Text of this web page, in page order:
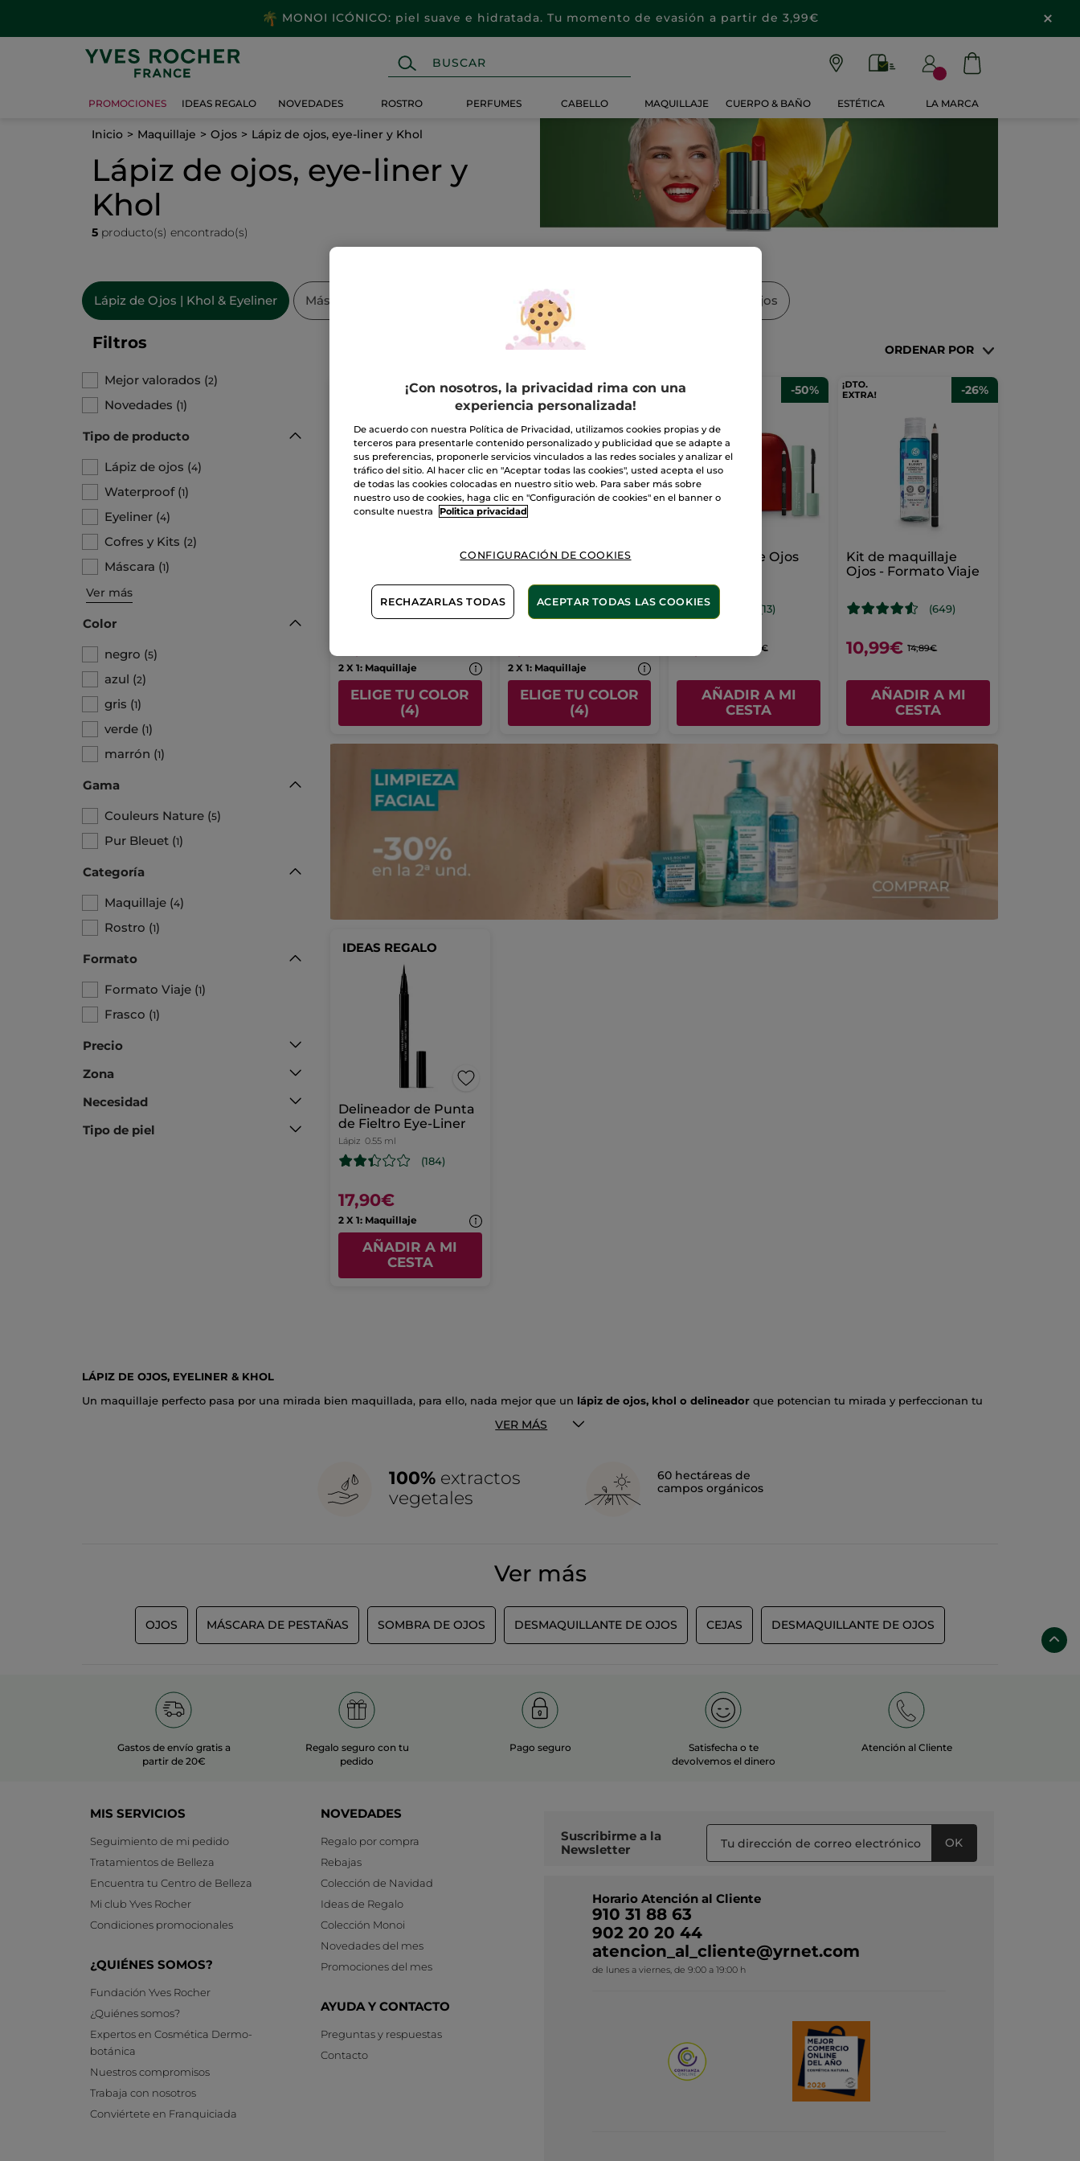
MONOI ICÓNICO: piel suave e hidratada. Tu momento de evasión a partir de 3,99€
PROMOCIONES IDEAS REGALO NOVEDADES ROSTRO PERFUMES CABELLO MAQUILLAJE CUERPO & BAÑO ESTÉTICA LA MARCA
Inicio Maquillaje Ojos Lápiz de ojos, eye-liner y Khol
Lápiz de ojos, eye-liner y
Khol
5 producto(s) encontrado(s)
Lápiz de Ojos | Khol & Eyeliner Máscara de Pestañas Sombra de Ojos Desmaquillante Ojos
Filtros
Mejor valorados (2)
Novedades (1)
Tipo de producto
Lápiz de ojos (4)
Waterproof(1)
Eyeliner (4)
Cofres y Kits (2)
Máscara (1)
Ver más
Color
negro (5)
azul (2)
gris (1)
verde (1)
marrón (1)
Gama
Couleurs Nature (5)
Pur Bleuet (1)
Categoría
Maquillaje (4)
Rostro (1)
Formato
Formato Viaje (1)
Frasco (1)
Precio
Zona
Necesidad
Tipo de piel
ORDENAR POR
0.35 g - 4 colores
(599)
2 X 1: Maquillaje
ELIGE TU COLOR
(4)
IDEAS REGALO
Lápiz de Ojos Khol
Lápiz 1.1 g - 4 colores
(326)
2 X 1: Maquillaje
ELIGE TU COLOR
(4)
-50%
Kit Maquillaje Ojos
(13)
37,80€
AÑADIR A MI
CESTA
-26%
Kit de maquillaje
Ojos - Formato Viaje
(649)
10,99€ 14,89€
AÑADIR A MI
CESTA
IDEAS REGALO
Delineador de Punta
de Fieltro Eye-Liner
Lápiz 0.55 ml
(184)
17,90€
2 X 1: Maquillaje
AÑADIR A MI
CESTA
LÁPIZ DE OJOS, EYELINER & KHOL
Un maquillaje perfecto pasa por una mirada bien maquillada, para ello, nada mejor que un lápiz de ojos, khol o delineador que potencian tu mirada y perfeccionan tu
Consigue un acabado negro mate y delinea a la perfección gracias al pincel de alta precisión del eyeliner mat. Dibuja una línea definida e intensa en un solo gesto.
Fino o grueso, natural o sofisticado, mirada felina… ¡elige tu delineado según el momento!
En Yves Rocher fabricamos nuestros eyeliner y khol con ingredientes de origen natural, que cuidan tu mirada y están comprometidos con el medioambiente. Sus
fórmulas veganas, cruelty free, garantizan el respeto animal. ¡Ah! Y si buscas un acabado más duradero, tienes que probar un
¡Consigue una mirada de impacto!
VER MÁS
100% extractos
vegetales
60 hectáreas de
campos orgánicos
Ver más
OJOS MÁSCARA DE PESTAÑAS SOMBRA DE OJOS DESMAQUILLANTE DE OJOS CEJAS DESMAQUILLANTE DE OJOS
Gastos de envío gratis a
partir de 20€
Regalo seguro con tu
pedido
Pago seguro
Satisfecha o te
devolvemos el dinero
Atención al Cliente
MIS SERVICIOS
Seguimiento de mi pedido
Tratamientos de Belleza
Encuentra tu Centro de Belleza
Mi club Yves Rocher
Condiciones promocionales
¿QUIÉNES SOMOS?
Fundación Yves Rocher
¿Quiénes somos?
Expertos en Cosmética Dermo-
botánica
Nuestros compromisos
Trabaja con nosotros
Conviértete en Franquiciada
NOVEDADES
Regalo por compra
Rebajas
Colección de Navidad
Ideas de Regalo
Colección Monoi
Novedades del mes
Promociones del mes
AYUDA Y CONTACTO
Preguntas y respuestas
Contacto
Suscribirme a la
Newsletter
OK
Horario Atención al Cliente
910 31 88 63
902 20 20 44
atencion_al_cliente@yrnet.com
de lunes a viernes, de 9:00 a 19:00 h
¡Con nosotros, la privacidad rima con una
experiencia personalizada!
De acuerdo con nuestra Política de Privacidad, utilizamos cookies propias y de
terceros para presentarle contenido personalizado y publicidad que se adapte a
sus preferencias, proponerle servicios vinculados a las redes sociales y analizar el
tráfico del sitio. Al hacer clic en "Aceptar todas las cookies", usted acepta el uso
de todas las cookies colocadas en nuestro sitio web. Para saber más sobre
nuestro uso de cookies, haga clic en "Configuración de cookies" en el banner o
consulte nuestra
Politica privacidad
CONFIGURACIÓN DE COOKIES
RECHAZARLAS TODAS ACEPTAR TODAS LAS COOKIES